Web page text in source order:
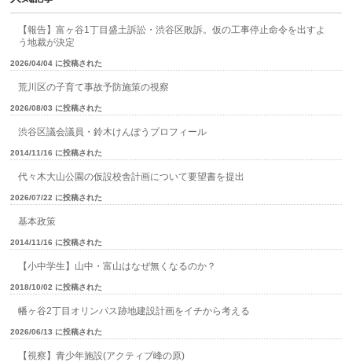
【報告】富ヶ谷1丁目盛土訴訟・渋谷区敗訴。仮の工事停止命令を出すよ
う地裁が決定
2026/04/04 に投稿された
荒川区の子育て事故予防施策の視察
2026/08/03 に投稿された
渋谷区議会議員・鈴木けんぽうプロフィール
2014/11/16 に投稿された
代々木大山公園の仮設校舎計画について要望書を提出
2026/07/22 に投稿された
基本政策
2014/11/16 に投稿された
【小中学生】山中・富山はなぜ無くなるのか？
2018/10/02 に投稿された
幡ヶ谷2丁目オリンパス跡地建設計画をイチから考える
2026/06/13 に投稿された
【視察】青少年施設(アクティブ峰の原)